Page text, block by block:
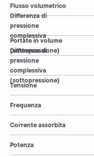
Flusso volumetrico
Differenza di
pressione
complessiva
Portate in volume
(sottopressione)
Differenza di
pressione
complessiva
(sottopressione)
Tensione
Frequenza
Corrente assorbita
Potenza